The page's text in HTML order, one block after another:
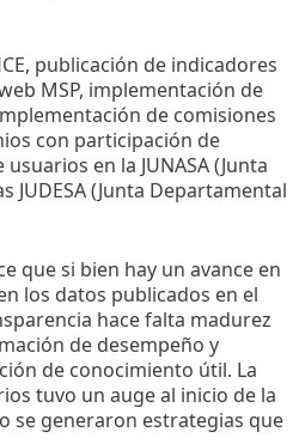
publicación de indicadores
MSP, implementación de
de comisiones
con participación de
en la JUNASA (Junta
JUDESA (Junta Departamental
que si bien hay un avance en
los datos publicados en el
hace falta madurez
de desempeño y
de conocimiento útil. La
tuvo un auge al inicio de la
se generaron estrategias que